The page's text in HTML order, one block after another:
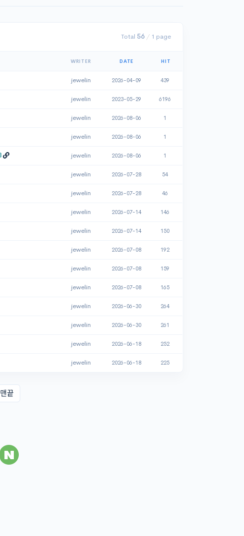
Total 56 /1 page
WRITER DATE HIT
jewelin 2026-04-09 439
jewelin 2023-05-29 6196
jewelin 2026-08-06 1
jewelin 2026-08-06 1
jewelin 2026-08-06 1
jewelin 2026-07-28 54
jewelin 2026-07-28 46
jewelin 2026-07-14 146
jewelin 2026-07-14 150
jewelin 2026-07-08 192
jewelin 2026-07-08 159
jewelin 2026-07-08 165
jewelin 2026-06-30 264
jewelin 2026-06-30 261
jewelin 2026-06-18 252
jewelin 2026-06-18 225
맨끝